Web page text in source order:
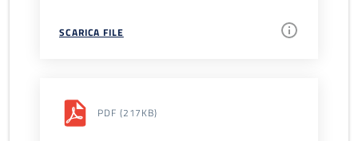
SCARICA FILE
PDF (217KB)